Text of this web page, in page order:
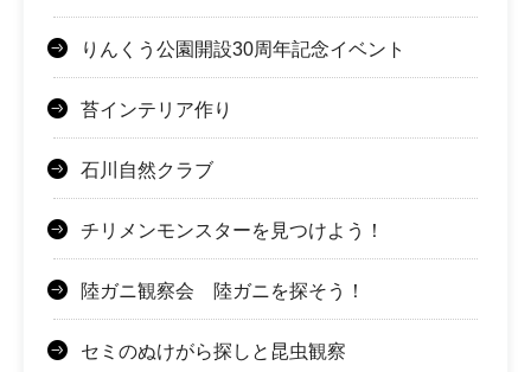
りんくう公園開設30周年記念イベント
苔インテリア作り
石川自然クラブ
チリメンモンスターを見つけよう！
陸ガニ観察会 陸ガニを探そう！
セミのぬけがら探しと昆虫観察